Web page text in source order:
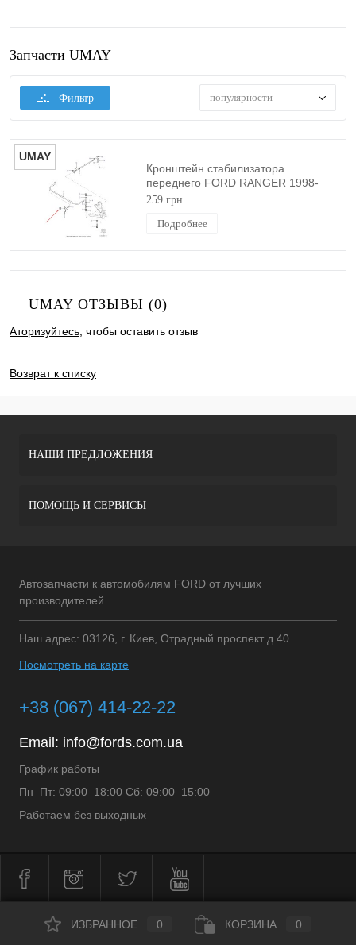
Запчасти UMAY
Фильтр популярности
UMAY
Кронштейн стабилизатора
переднего FORD RANGER 1998-
2015 (4WD) UMAY
259 грн.
Подробнее
UMAY ОТЗЫВЫ (0)
Аторизуйтесь , чтобы оставить отзыв
Возврат к списку
НАШИ ПРЕДЛОЖЕНИЯ
ПОМОЩЬ И СЕРВИСЫ
Автозапчасти к автомобилям FORD от лучших
производителей
Наш адрес: 03126, г. Киев, Отрадный проспект д.40
Посмотреть на карте
+38 (067) 414-22-22
Email: info@fords.com.ua
График работы
Пн–Пт: 09:00–18:00 Сб: 09:00–15:00
Работаем без выходных
ИЗБРАННОЕ 0 КОРЗИНА 0